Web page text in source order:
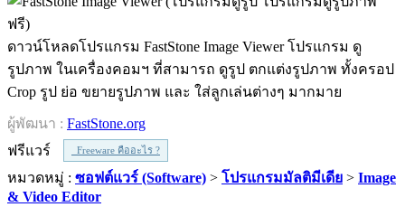
ดาวน์โหลดโปรแกรม FastStone Image Viewer โปรแกรม ดู
รูปภาพ ในเครื่องคอมฯ ที่สามารถ ดูรูป ตกแต่งรูปภาพ ทั้งครอป
Crop รูป ย่อ ขยายรูปภาพ และ ใส่ลูกเล่นต่างๆ มากมาย
ผู้พัฒนา : FastStone.org
ฟรีแวร์
Freeware คืออะไร ?
หมวดหมู่ : ซอฟต์แวร์ (Software) > โปรแกรมมัลติมีเดีย > Image
& Video Editor